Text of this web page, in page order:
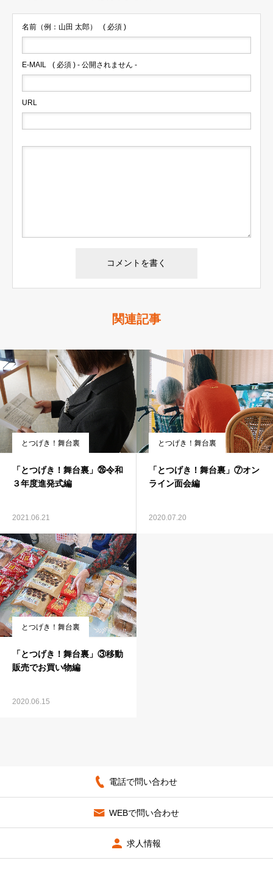
名前（例：山田 太郎） ( 必須 )
E-MAIL ( 必須 ) - 公開されません -
URL
関連記事
とつげき！舞台裏
「とつげき！舞台裏」㉖令和
３年度進発式編
2021.06.21
とつげき！舞台裏
「とつげき！舞台裏」⑦オン
ライン面会編
2020.07.20
とつげき！舞台裏
「とつげき！舞台裏」③移動
販売でお買い物編
2020.06.15
電話で問い合わせ
WEBで問い合わせ
求人情報